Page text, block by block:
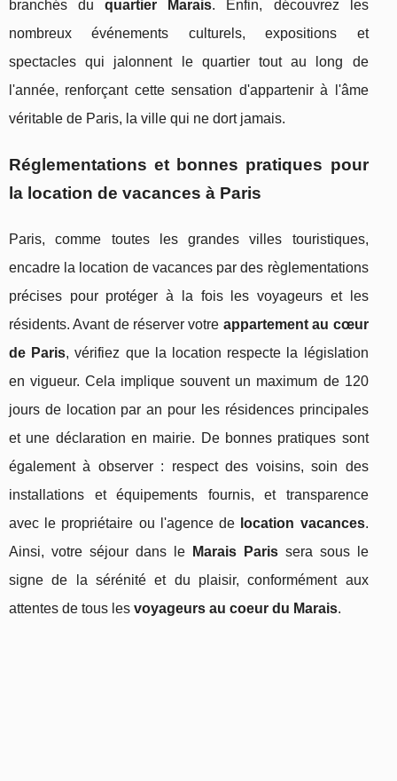
branchés duquartier Marais. Enfin, découvrez les
nombreux événements culturels, expositions et
spectacles qui jalonnent le quartier tout au long de
l'année, renforçant cette sensation d'appartenir à l'âme
véritable de Paris, la ville qui ne dort jamais.
Réglementations et bonnes pratiques pour
la location de vacances à Paris
Paris, comme toutes les grandes villes touristiques,
encadre la location de vacances par des règlementations
précises pour protéger à la fois les voyageurs et les
résidents. Avant de réserver votre appartement au cœur
de Paris, vérifiez que la location respecte la législation
en vigueur. Cela implique souvent un maximum de 120
jours de location par an pour les résidences principales
et une déclaration en mairie. De bonnes pratiques sont
également à observer : respect des voisins, soin des
installations et équipements fournis, et transparence
avec le propriétaire ou l'agence de location vacances.
Ainsi, votre séjour dans le
Marais Parissera sous le
signe de la sérénité et du plaisir, conformément aux
attentes de tous les voyageurs au coeur du Marais.